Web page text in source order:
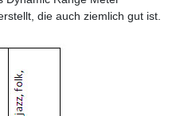
die auch ziemlich gut ist.